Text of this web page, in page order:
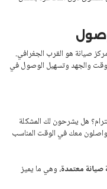
صيانة هو القرب الجغرافي.
والجهد وتسهيل الوصول في
هل يشرحون لك المشكلة
معك في الوقت المناسب
معتمدة، وهي ما يميز